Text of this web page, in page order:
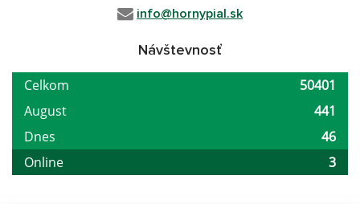
info@hornypial.sk
Návštevnosť